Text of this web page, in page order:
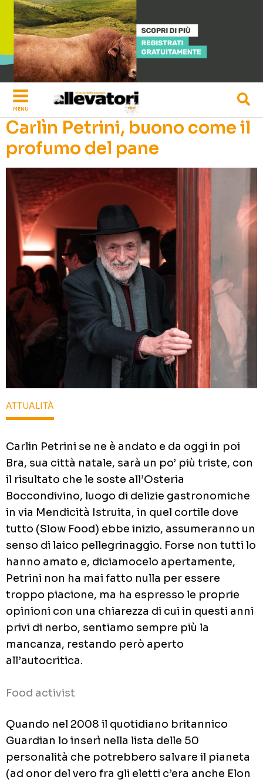
Vai
contenuto
MENU
Carlìn Petrini, buono come il
profumo del pane
ATTUALITÀ
Carlin Petrini se ne è andato e da oggi in poi
Bra, sua città natale, sarà un po’ più triste, con
il risultato che le soste all’Osteria
Boccondivino, luogo di delizie gastronomiche
in via Mendicità Istruita, in quel cortile dove
tutto (Slow Food) ebbe inizio, assumeranno un
senso di laico pellegrinaggio. Forse non tutti lo
hanno amato e, diciamocelo apertamente,
Petrini non ha mai fatto nulla per essere
troppo piacione, ma ha espresso le proprie
opinioni con una chiarezza di cui in questi anni
privi di nerbo, sentiamo sempre più la
mancanza, restando però aperto
all’autocritica.
Food activist
Quando nel 2008 il quotidiano britannico
Guardian lo inserì nella lista delle 50
personalità che potrebbero salvare il pianeta
(ad onor del vero fra gli eletti c’era anche Elon